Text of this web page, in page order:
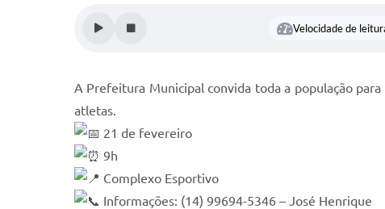
Velocidade de
A Prefeitura Municipal convida toda a população
atletas.
21 de fevereiro
9h
Complexo Esportivo
Informações: (14) 99694-5346 – José Henrique